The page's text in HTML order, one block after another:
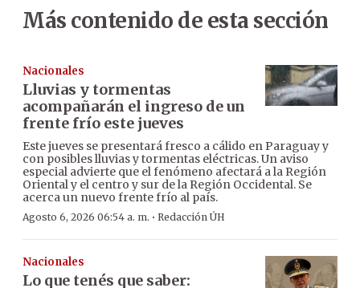
Más contenido de esta sección
Nacionales
Lluvias y tormentas
acompañarán el ingreso de un
frente frío este jueves
Este jueves se presentará fresco a cálido en Paraguay y
con posibles lluvias y tormentas eléctricas. Un aviso
especial advierte que el fenómeno afectará a la Región
Oriental y el centro y sur de la Región Occidental. Se
acerca un nuevo frente frío al país.
Agosto 6, 2026 06:54 a. m. · Redacción ÚH
Nacionales
Lo que tenés que saber: